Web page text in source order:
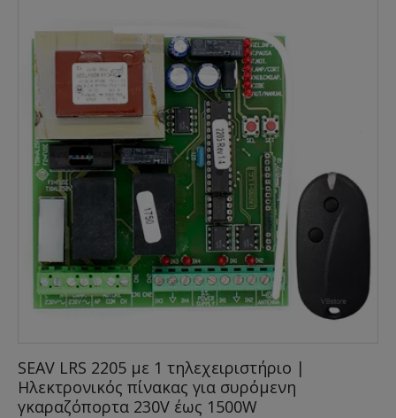
SEAV LRS 2205 με 1 τηλεχειριστήριο |
Ηλεκτρονικός πίνακας για συρόμενη
γκαραζόπορτα 230V έως 1500W